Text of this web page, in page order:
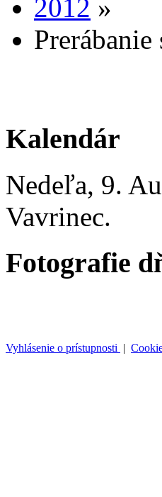
2012 »
Prerábanie
Kalendár
Nedeľa, 9.
Vavrinec.
Fotografie
Vyhlásenie o prístupnosti |